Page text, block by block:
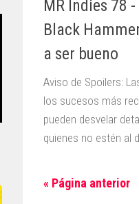
MR Indies 78
Black
a ser bueno
Aviso de Spoilers:
los sucesos más
pueden desvelar
quienes no estén al
« Página anterior